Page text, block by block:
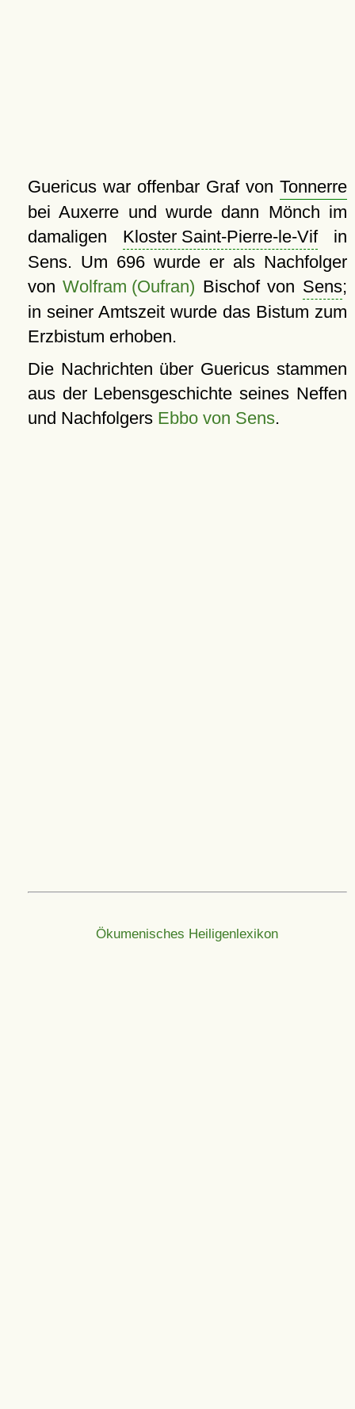
Guericus war offenbar Graf von Tonnerre
bei Auxerre und wurde dann Mönch im
damaligen Kloster Saint-Pierre-le-Vifin
Sens. Um 696 wurde er als Nachfolger
vonWolfram (Oufran) Bischof von Sens;
in seiner Amtszeit wurde das Bistum zum
Erzbistum erhoben.
Die Nachrichten über Guericus stammen
aus der Lebensgeschichte seines Neffen
und Nachfolgers Ebbo von Sens.
Ökumenisches Heiligenlexikon